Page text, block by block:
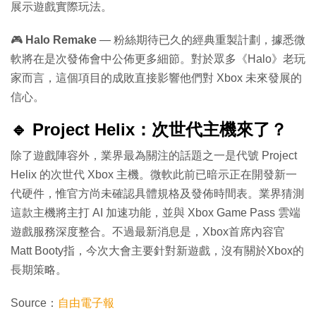
展示遊戲實際玩法。
🎮 Halo Remake — 粉絲期待已久的經典重製計劃，據悉微
軟將在是次發佈會中公佈更多細節。對於眾多《Halo》老玩
家而言，這個項目的成敗直接影響他們對 Xbox 未來發展的
信心。
🔹 Project Helix：次世代主機來了？
除了遊戲陣容外，業界最為關注的話題之一是代號 Project
Helix 的次世代 Xbox 主機。微軟此前已暗示正在開發新一
代硬件，惟官方尚未確認具體規格及發佈時間表。業界猜測
這款主機將主打 AI 加速功能，並與 Xbox Game Pass 雲端
遊戲服務深度整合。不過最新消息是，Xbox首席內容官
Matt Booty指，今次大會主要針對新遊戲，沒有關於Xbox的
長期策略。
Source： 自由電子報